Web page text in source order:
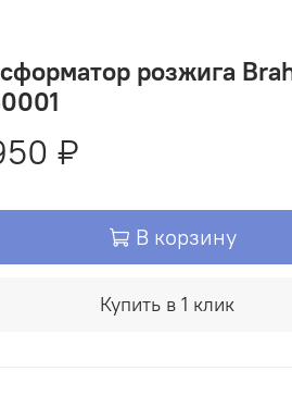
розжига
₽
В корзину
Купить в 1 клик